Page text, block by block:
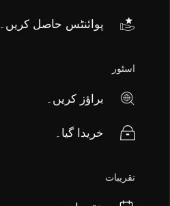
پوائنٹس حاصل کریں۔
اسٹور
براؤز کریں۔
خریدا گیا۔
تقریبات